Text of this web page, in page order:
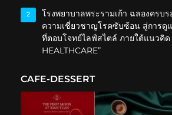
2
โรงพยาบาลพระรามเก้า ฉลองครบ
ความเชี่ยวชาญโรคซับซ้อน สู่การดู
ที่ตอบโจทย์ไลฟ์สไตล์ ภายใต้แนวคิด
HEALTHCARE”
CAFE-DESSERT